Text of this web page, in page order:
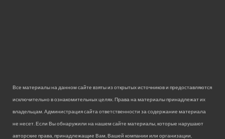
Все материалы на данном сайте взяты из открытых источников и предоставляются
исключительно в ознакомительных целях. Права на материалы принадлежат их
владельцам. Администрация сайта ответственности за содержание материала
не несет. Если Вы обнаружили на нашем сайте материалы, которые нарушают
авторские права, принадлежащие Вам, Вашей компании или организации,